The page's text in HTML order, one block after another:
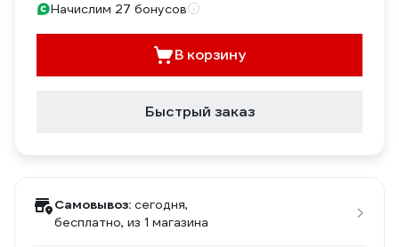
Начислим 27 бонусов
В корзину
Быстрый заказ
Самовывоз: сегодня,
бесплатно, из 1 магазина